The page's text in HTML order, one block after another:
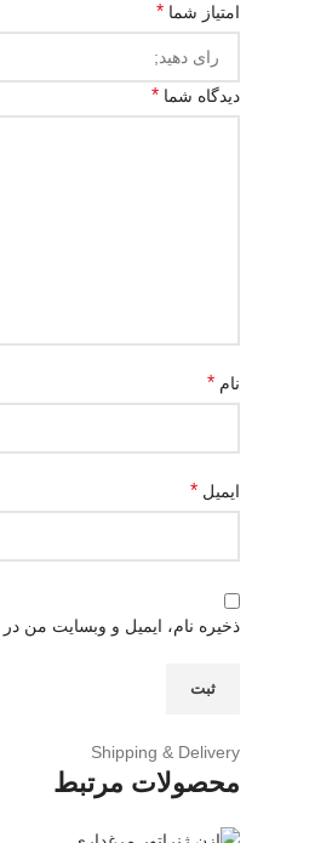
امتیاز شما *
دیدگاه شما *
نام *
ایمیل *
ذخیره نام، ایمیل و وبسایت من
Shipping & Delivery
محصولات مرتبط